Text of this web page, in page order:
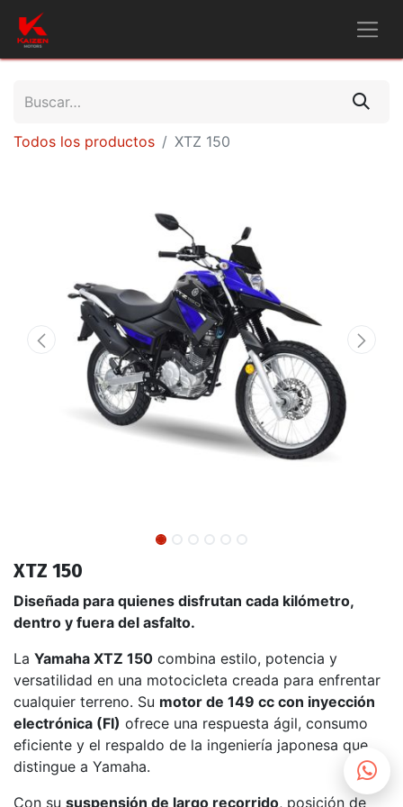
Todos los productos XTZ 150
XTZ 150
Diseñada para quienes disfrutan cada kilómetro,
dentro y fuera del asfalto.
La Yamaha XTZ 150 combina estilo, potencia y
versatilidad en una motocicleta creada para enfrentar
cualquier terreno. Su motor de 149 cc con inyección
electrónica (FI) ofrece una respuesta ágil, consumo
eficiente y el respaldo de la ingeniería japonesa que
distingue a Yamaha.
Con su suspensión de largo recorrido, posición de